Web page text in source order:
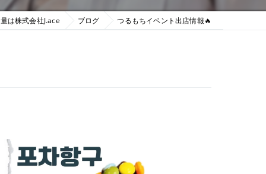
は株式会社J.ace ブログ つるもちイベント出店情報🔥